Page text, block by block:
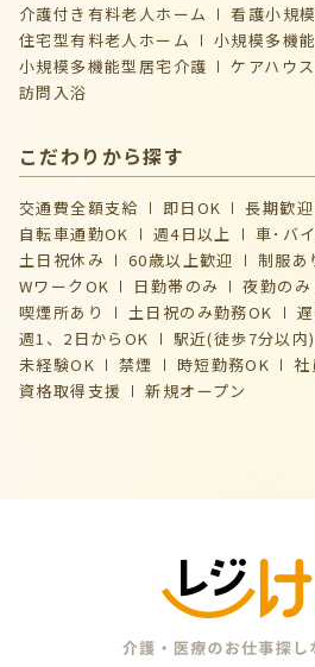
介護付き有料老人ホーム
看護小規
住宅型有料老人ホーム
小規模多機能
⼩規模多機能型居宅介護
ケアハウス
訪問入浴
こだわりから探す
交通費全額支給 即日OK 長期歓迎
自転車通勤OK
週4日以上
車･バ
土日祝休み
60歳以上歓迎 制服あ
WワークOK
日勤帯のみ 夜勤のみ
喫煙所あり
土日祝のみ勤務OK
週1、2日からOK
駅近(徒歩7分以内)
未経験OK
禁煙 時短勤務OK 社
資格取得支援
新規オープン